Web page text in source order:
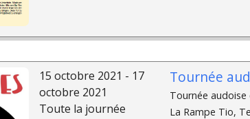
15 octobre 2021 - 17
octobre 2021
Toute la journée
Tournée
Tournée audoise
La Rampe Tio,